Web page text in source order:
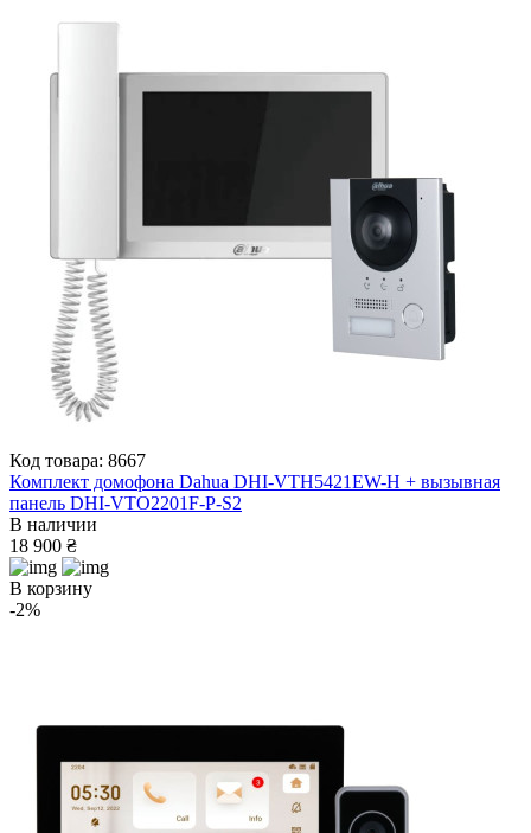
Код товара: 8667
Комплект домофона Dahua DHI-VTH5421EW-H + вызывная
панель DHI-VTO2201F-P-S2
В наличии
18 900 ₴
В корзину
-2%